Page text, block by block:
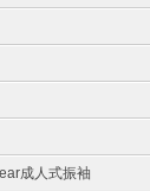
成人式振袖